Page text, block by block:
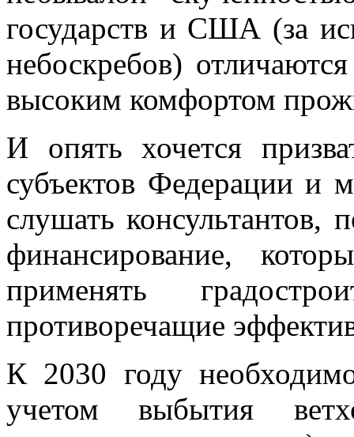
государств и США (за
небоскребов)
высоким комфортом
И опять хочется
субъектов Федерации и
слушать консультантов,
финансирование,
применять
противоречащие
К 2030 году
учетом выбытия